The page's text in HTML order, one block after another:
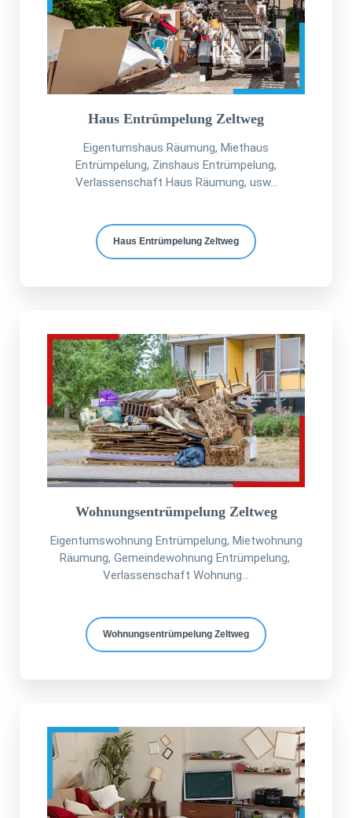
Haus Entrümpelung Zeltweg
Eigentumshaus Räumung, Miethaus
Entrümpelung, Zinshaus Entrümpelung,
Verlassenschaft Haus Räumung, usw...
Haus Entrümpelung Zeltweg
Wohnungsentrümpelung Zeltweg
Eigentumswohnung Entrümpelung, Mietwohnung
Räumung, Gemeindewohnung Entrümpelung,
Verlassenschaft Wohnung...
Wohnungsentrümpelung Zeltweg